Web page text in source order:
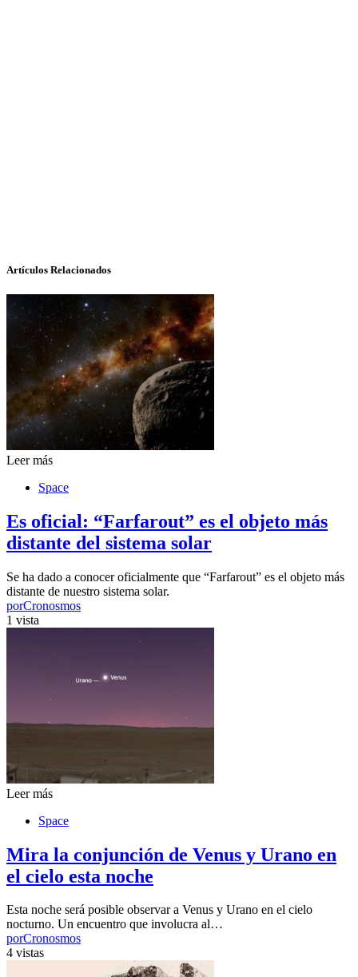
Artículos Relacionados
Leer más
Space
Es oficial: “Farfarout” es el objeto más
distante del sistema solar
Se ha dado a conocer oficialmente que “Farfarout” es el objeto más
distante de nuestro sistema solar.
porCronosmos
1 vista
Leer más
Space
Mira la conjunción de Venus y Urano en
el cielo esta noche
Esta noche será posible observar a Venus y Urano en el cielo
nocturno. Un encuentro que involucra al…
porCronosmos
4 vistas